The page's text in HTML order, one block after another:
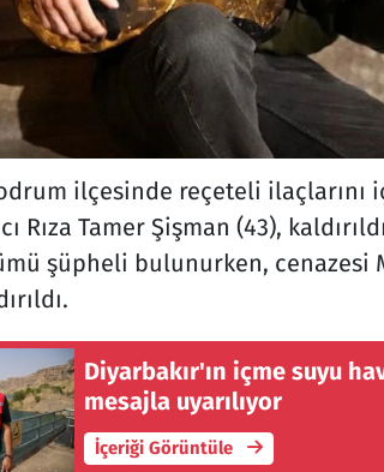
ilçesinde reçeteli ilaçlarını
Rıza Tamer Şişman (43),
şüpheli bulunurken, cenazesi
Diyarbakır'ın içme suyu
mesajla uyarılıyor
İçeriği Görüntüle